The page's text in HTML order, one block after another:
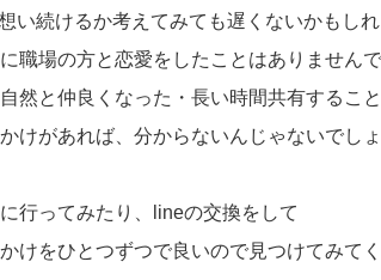
続けるか考えてみても遅くないかもしれ
職場の方と恋愛をしたことはありませんで
然と仲良くなった・長い時間共有するこ
けがあれば、分からないんじゃないでしょ
行ってみたり、lineの交換をして
けをひとつずつで良いので見つけてみてく